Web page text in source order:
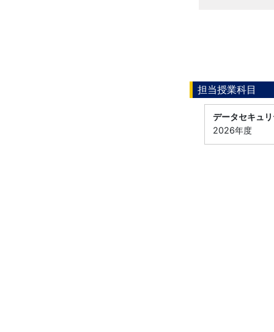
担当授業科目
データセキュ
2026年度